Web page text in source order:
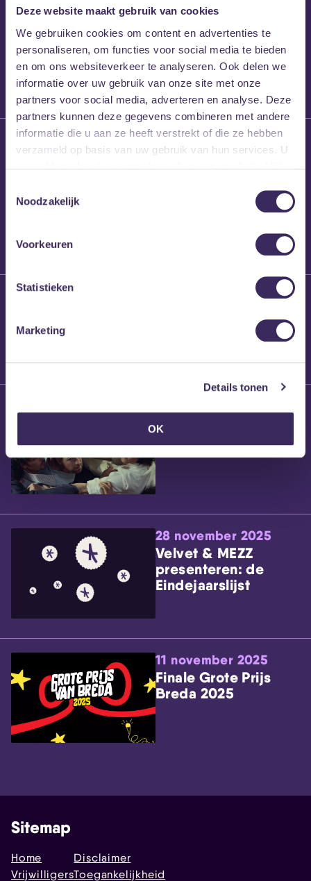
Deze website maakt gebruik van cookies
We gebruiken cookies om content en advertenties te
personaliseren, om functies voor social media te bieden
en om ons websiteverkeer te analyseren. Ook delen we
informatie over uw gebruik van onze site met onze
partners voor social media, adverteren en analyse. Deze
partners kunnen deze gegevens combineren met andere
informatie die u aan ze heeft verstrekt of die ze hebben
verzameld op basis van uw gebruik van hun services. U
Noodzakelijk
Voorkeuren
Statistieken
Marketing
Details tonen
OK
27 maart 2026
Willem’s Blog:
Frans Kalf
26 maart 2026
Willem’s Blog: High
Brennt Vanneste
Willem’s Blog: Ão
28 november 2025
Velvet & MEZZ
presenteren: de
Eindejaarslijst
11 november 2025
Finale Grote Prijs
Breda 2025
Sitemap
Home
Vrijwilligers
Disclaimer
Toegankelijkheid